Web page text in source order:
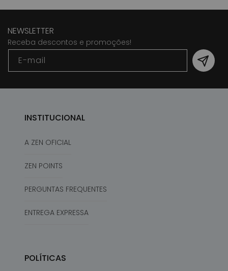
NEWSLETTER
Receba descontos e promoções!
E-mail
INSTITUCIONAL
A ZEN OFICIAL
ZEN POINTS
PERGUNTAS FREQUENTES
ENTREGA EXPRESSA
POLÍTICAS